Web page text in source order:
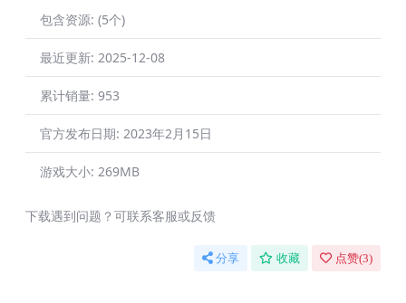
包含资源: (5个)
最近更新: 2025-12-08
累计销量: 953
官方发布日期: 2023年2月15日
游戏大小: 269MB
下载遇到问题？可联系客服或反馈
分享 收藏 点赞(3)